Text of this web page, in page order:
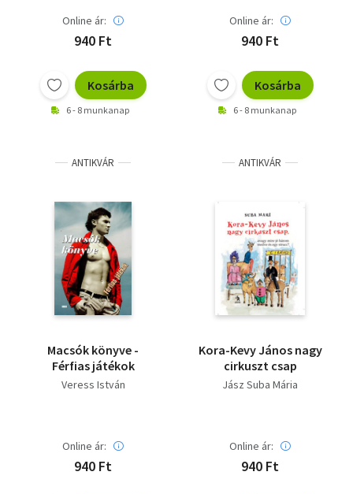
Online ár:
940 Ft
Kosárba
6 - 8 munkanap
Online ár:
940 Ft
Kosárba
6 - 8 munkanap
ANTIKVÁR
Macsók könyve -
Férfias játékok
Veress István
Online ár:
940 Ft
ANTIKVÁR
Kora-Kevy János nagy
cirkuszt csap
Jász Suba Mária
Online ár:
940 Ft